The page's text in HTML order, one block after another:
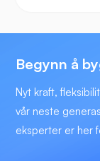
Begynn å
Nyt kraft,
vår neste
eksperter er her